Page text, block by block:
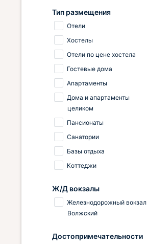
Тип размещения
Отели
Хостелы
Отели по цене хостела
Гостевые дома
Апартаменты
Дома и апартаменты
целиком
Пансионаты
Санатории
Базы отдыха
Коттеджи
Ж/Д вокзалы
Железнодорожный вокзал
Волжский
Достопримечательности